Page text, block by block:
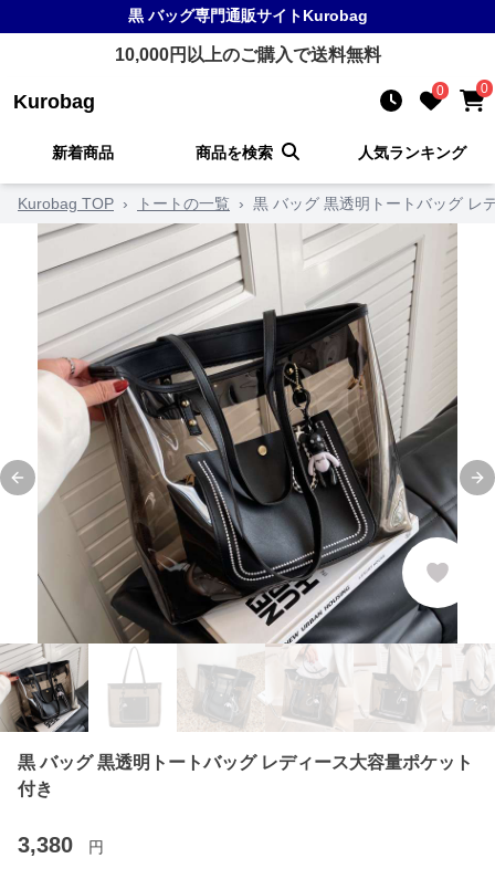
黒 バッグ専門通販サイトKurobag
10,000円以上のご購入で送料無料
Kurobag 0 0
新着商品 商品を検索 人気ランキング
Kurobag TOP › トートの一覧 › 黒 バッグ 黒透明トートバッグ レ
Previous slide
黒 バッグ 黒透明トートバッグ レディース大容量ポケット
付き
3,380 円